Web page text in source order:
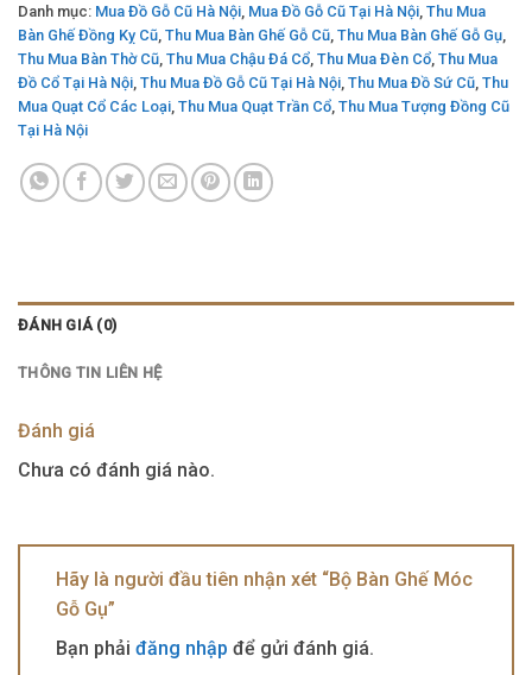
Danh mục: Mua Đồ Gỗ Cũ Hà Nội Mua Đồ Gỗ Cũ Tại Hà Nội Thu Mua
Bàn Ghế Đồng Kỵ Cũ Thu Mua Bàn Ghế Gỗ Cũ Thu Mua Bàn Ghế Gỗ Gụ
Thu Mua Bàn Thờ Cũ Thu Mua Chậu Đá Cổ Thu Mua Đèn Cổ Thu Mua
Đồ Cổ Tại Hà Nội Thu Mua Đồ Gỗ Cũ Tại Hà Nội Thu Mua Đồ Sứ Cũ Thu
Mua Quạt Cổ Các Loại Thu Mua Quạt Trần Cổ Thu Mua Tượng Đồng Cũ
Tại Hà Nội
ĐÁNH GIÁ (0)
THÔNG TIN LIÊN HỆ
Đánh giá
Chưa có đánh giá nào.
Hãy là người đầu tiên nhận xét “Bộ Bàn Ghế Móc
Gỗ Gụ”
Bạn phải đăng nhập để gửi đánh giá.